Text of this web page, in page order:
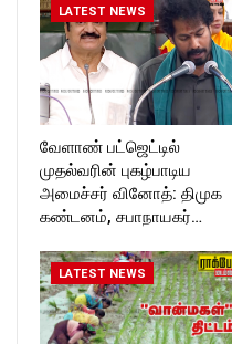
LATEST NEWS
வேளாண் பட்ஜெட்டில்
முதல்வரின் புகழ்பாடிய
அமைச்சர் வினோத்: திமுக
கண்டனம், சபாநாயகர்…
LATEST NEWS